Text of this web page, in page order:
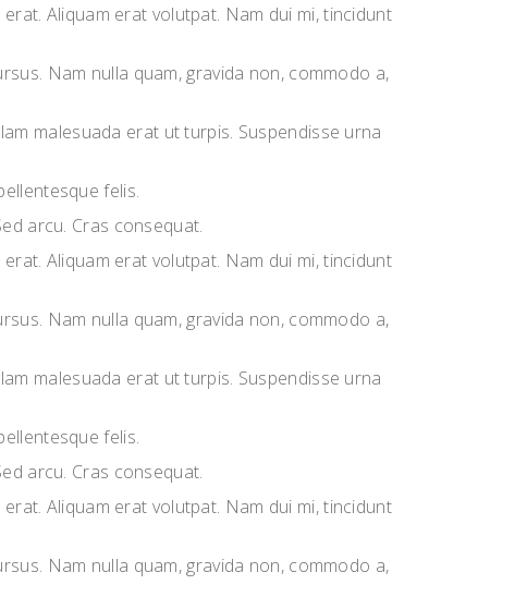
Aliquam erat volutpat. Nam dui mi, tincidunt
Nam nulla quam, gravida non, commodo a,
malesuada erat ut turpis. Suspendisse urna
felis.
arcu. Cras consequat.
Aliquam erat volutpat. Nam dui mi, tincidunt
Nam nulla quam, gravida non, commodo a,
malesuada erat ut turpis. Suspendisse urna
felis.
arcu. Cras consequat.
Aliquam erat volutpat. Nam dui mi, tincidunt
Nam nulla quam, gravida non, commodo a,